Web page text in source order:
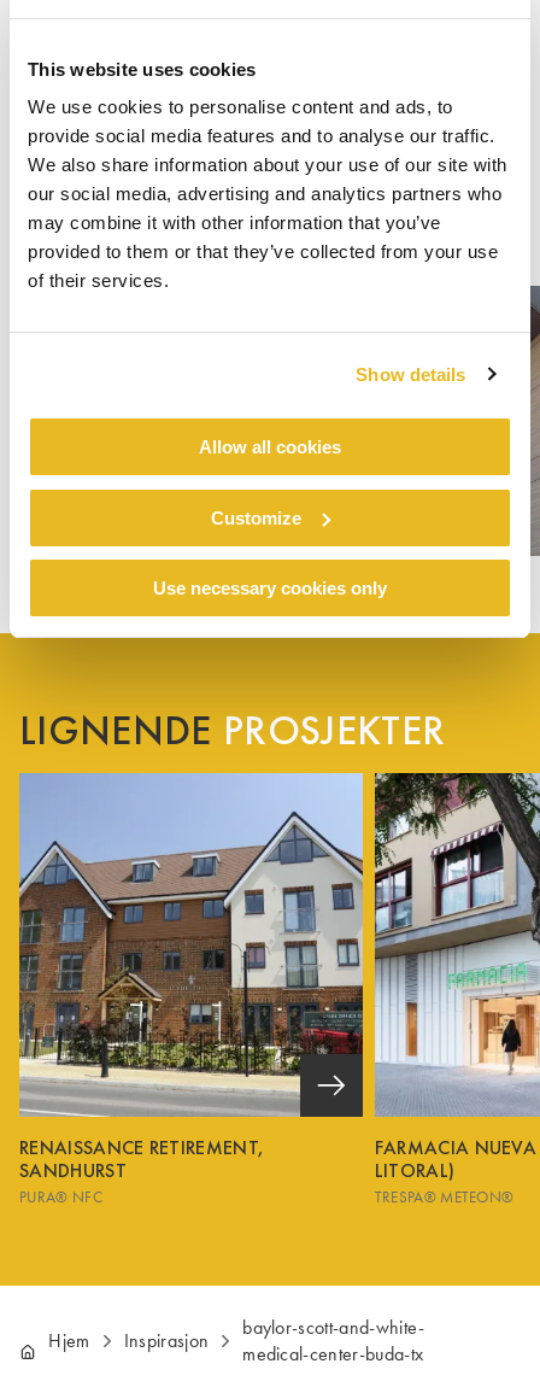
This website uses cookies
We use cookies to personalise content and ads, to
provide social media features and to analyse our traffic.
We also share information about your use of our site with
our social media, advertising and analytics partners who
may combine it with other information that you’ve
provided to them or that they’ve collected from your use
of their services.
Show details
Allow all cookies
Customize
Use necessary cookies only
LIGNENDE PROSJEKTER
RENAISSANCE RETIREMENT,
SANDHURST
PURA® NFC
FARMACIA
LITORAL)
TRESPA® METEON®
Hjem Inspirasjon
baylor-scott-and-white-
medical-center-buda-tx